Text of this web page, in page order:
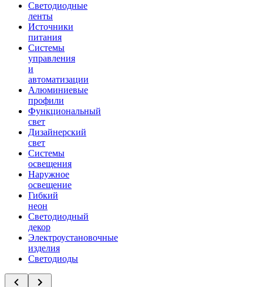
Светодиодные
ленты
Источники
питания
Системы
управления
и
автоматизации
Алюминиевые
профили
Функциональный
свет
Дизайнерский
свет
Системы
освещения
Наружное
освещение
Гибкий
неон
Светодиодный
декор
Электроустановочные
изделия
Светодиоды